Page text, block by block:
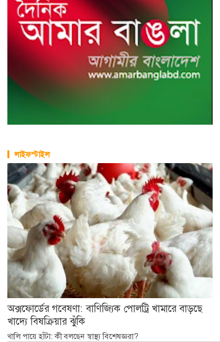
লাইফস্টাইল
অক্সফোর্ডের গবেষণা: বাণিজ্যিক পোলট্রি খামারে বাড়ছে
খাদ্যে বিষক্রিয়ার ঝুঁকি
খালি পায়ে হাঁটা: কী বলছেন স্বাস্থ্য বিশেষজ্ঞরা?